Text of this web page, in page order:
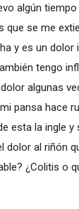
algún
que se me
y es un dolor
tengo
algunas
pansa hace
esta la ingle y
dolor al riñón
¿Colitis o